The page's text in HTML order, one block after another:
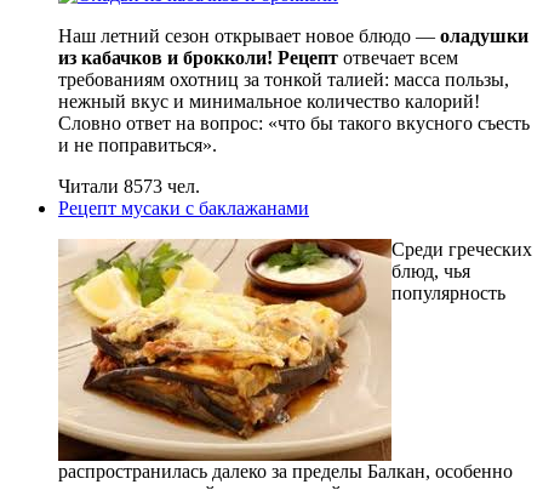
Наш летний сезон открывает новое блюдо — оладушки
из кабачков и брокколи! Рецепт отвечает всем
требованиям охотниц за тонкой талией: масса пользы,
нежный вкус и минимальное количество калорий!
Словно ответ на вопрос: «что бы такого вкусного съесть
и не поправиться».
Читали 8573 чел.
Рецепт мусаки с баклажанами
Среди греческих
блюд, чья
популярность
распространилась далеко за пределы Балкан, особенно